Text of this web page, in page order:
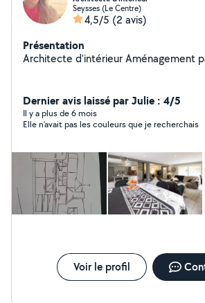
Seysses (Le Centre)
4,5/5 (2 avis)
Présentation
Architecte d'intérieur
Dernier avis laissé par Julie : 4/5
Il y a plus de 6 mois
Elle n'avait pas les couleurs que je recherchais
Voir le profil